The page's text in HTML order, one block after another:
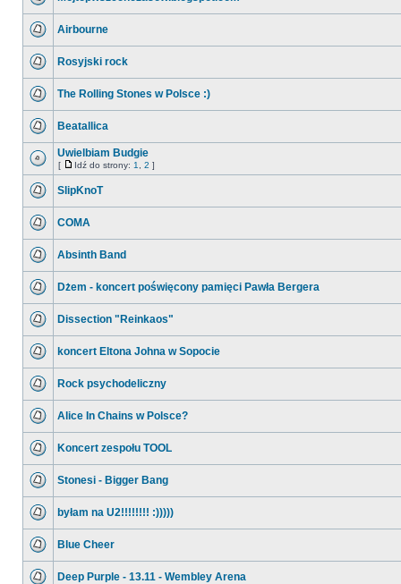
Airbourne
Rosyjski rock
The Rolling Stones w Polsce :)
Beatallica
Uwielbiam Budgie
[ Idź do strony: 1 2 ]
SlipKnoT
COMA
Absinth Band
Dżem - koncert poświęcony pamięci Pawła Bergera
Dissection "Reinkaos"
koncert Eltona Johna w Sopocie
Rock psychodeliczny
Alice In Chains w Polsce?
Koncert zespołu TOOL
Stonesi - Bigger Bang
byłam na U2!!!!!!!! :)))))
Blue Cheer
Deep Purple - 13.11 - Wembley Arena